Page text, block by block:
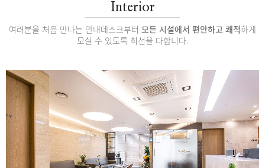
Interior
여러분을 처음 만나는 안내데스크부터 모든 시설에서 편안하고 쾌적하게
모실 수 있도록 최선을 다합니다.